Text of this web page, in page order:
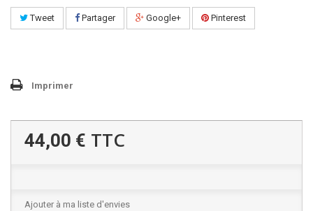
Tweet Partager Google+ Pinterest
Imprimer
44,00 € TTC
Ajouter à ma liste d'envies